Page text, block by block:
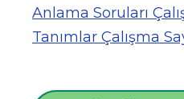
Anlama Soruları
Tanımlar Çalışma